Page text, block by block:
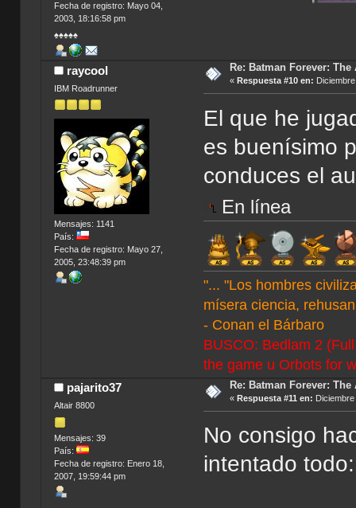
Fecha de registro: Mayo 04,
2003, 18:16:58 pm
♠♠♠♠♠
raycool
IBM Roadrunner
Mensajes: 1141
País:
Fecha de registro: Mayo 27,
2005, 23:48:39 pm
Re: Batman Forever: The
« Respuesta #10 en:
El que he
es buenísimo
conduces el
En línea
"... "Los hombres
mísera ciencia,
- Conan el Bárbaro
BUSCO: Bedlam 2
the game u Orbots for
pajarito37
Altair 8800
Mensajes: 39
País:
Fecha de registro: Enero 18,
2007, 19:59:44 pm
Re: Batman Forever: The
« Respuesta #11 en:
No consigo
intentado